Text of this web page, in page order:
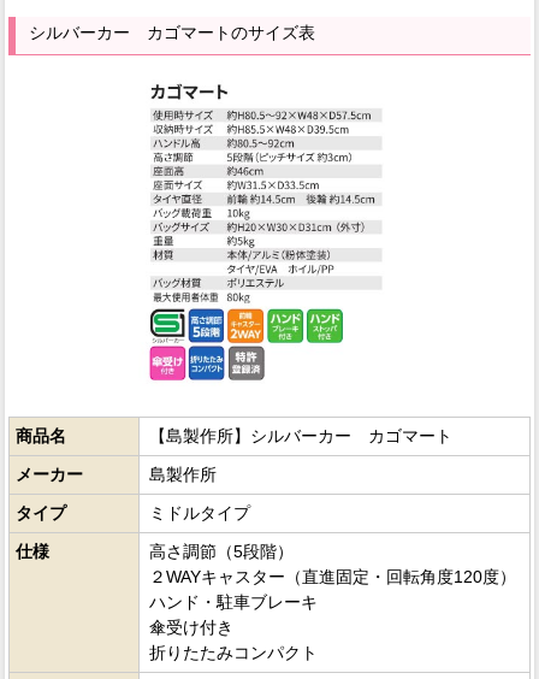
シルバーカー カゴマートのサイズ表
商品名
【島製作所】シルバーカー カゴマート
メーカー
島製作所
タイプ
ミドルタイプ
仕様
高さ調節（5段階）
２WAYキャスター（直進固定・回転角度120度）
ハンド・駐車ブレーキ
傘受け付き
折りたたみコンパクト